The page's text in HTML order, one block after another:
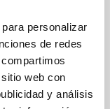
personalizar
de redes
web con
y análisis